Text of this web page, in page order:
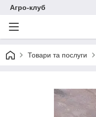
Агро-клуб
Товари та послуги